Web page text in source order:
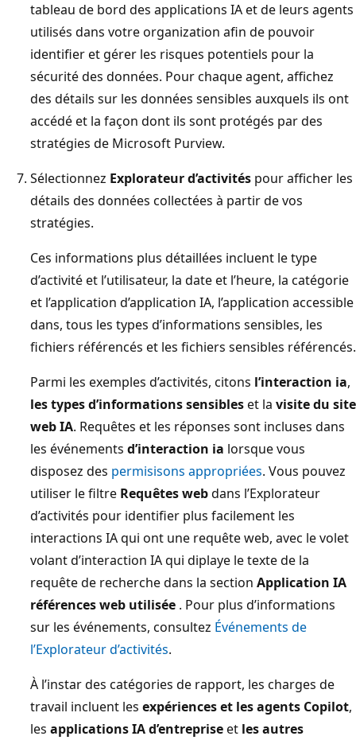
tableau de bord des applications IA et de leurs agents
utilisés dans votre organization afin de pouvoir
identifier et gérer les risques potentiels pour la
sécurité des données. Pour chaque agent, affichez
des détails sur les données sensibles auxquels ils ont
accédé et la façon dont ils sont protégés par des
stratégies de Microsoft Purview.
Sélectionnez Explorateur d’activités pour afficher les
détails des données collectées à partir de vos
stratégies.
Ces informations plus détaillées incluent le type
d’activité et l’utilisateur, la date et l’heure, la catégorie
et l’application d’application IA, l’application accessible
dans, tous les types d’informations sensibles, les
fichiers référencés et les fichiers sensibles référencés.
Parmi les exemples d’activités, citons l’interaction ia,
les types d’informations sensibleset la visite du site
web IA. Requêtes et les réponses sont incluses dans
les événements d’interaction ia lorsque vous
disposez des permisisons appropriées. Vous pouvez
utiliser le filtre Requêtes webdans l’Explorateur
d’activités pour identifier plus facilement les
interactions IA qui ont une requête web, avec le volet
volant d’interaction IA qui diplaye le texte de la
requête de recherche dans la section Application IA
références web utilisée . Pour plus d’informations
sur les événements, consultez Événements de
l’Explorateur d’activités.
À l’instar des catégories de rapport, les charges de
travail incluent les expériences et les agents Copilot,
les applications IA d’entrepriseet les autres